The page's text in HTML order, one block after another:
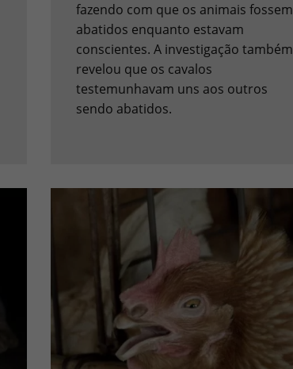
fazendo com que os animais fossem
abatidos enquanto estavam
conscientes. A investigação também
revelou que os cavalos
testemunhavam uns aos outros
sendo abatidos.